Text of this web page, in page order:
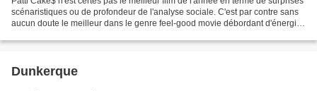
scénaristiques ou de profondeur de l'analyse sociale. C'est par contre sans
aucun doute le meilleur dans le genre feel-good movie débordant d'énergie.
Dunkerque